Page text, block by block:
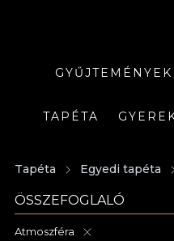
GYŰJTEMÉNYEK
TAPÉTA
Tapéta Egyedi tapéta
ÖSSZEFOGLALÓ
Atmoszféra